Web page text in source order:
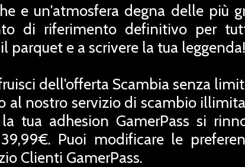
e un'atmosfera degna delle più
di riferimento definitivo per
parquet e a scrivere la tua leggenda!
dell'offerta Scambia senza
al nostro servizio di scambio
tua adhesion GamerPass si
Puoi modificare le
Clienti GamerPass.